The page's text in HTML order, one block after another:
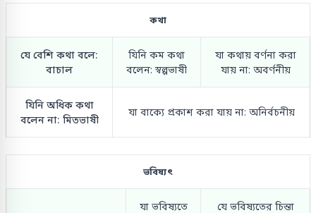
কথা
যে বেশি কথা বলে:
বাচাল
যিনি কম কথা
বলেন: স্বল্পভাষী
যা কথায় বর্ণনা করা
যায় না: অবর্ণনীয়
যিনি অধিক কথা
বলেন না: মিতভাষী
যা বাক্যে প্রকাশ করা যায় না: অনির্বচনীয়
ভবিষ্যৎ
যা ভবিষ্যতে
যে ভবিষ্যতের চিন্তা